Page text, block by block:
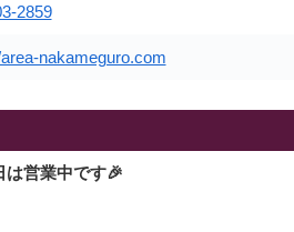
2859
nakameguro.com
営業中です🎉